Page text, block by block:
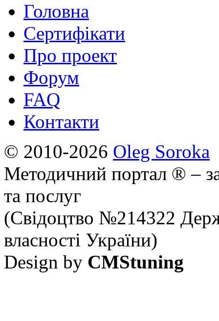
Головна
Сертифікати
Про проект
Форум
FAQ
Контакти
© 2010-2026 Oleg Soroka
Методичний портал ® –
та послуг
(Свідоцтво №214322
власності України)
Design by CMStuning